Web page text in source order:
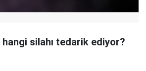
silahı tedarik ediyor?